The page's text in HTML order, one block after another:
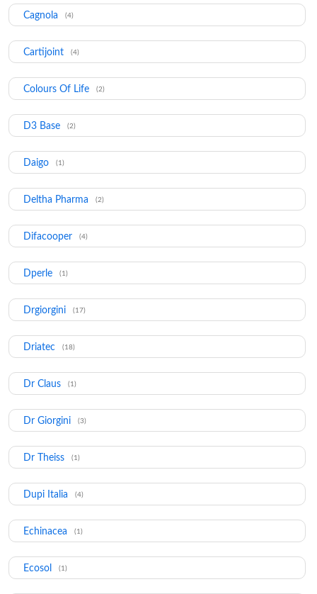
Cagnola (4)
Cartijoint (4)
Colours Of Life (2)
D3 Base (2)
Daigo (1)
Deltha Pharma (2)
Difacooper (4)
Dperle (1)
Drgiorgini (17)
Driatec (18)
Dr Claus (1)
Dr Giorgini (3)
Dr Theiss (1)
Dupi Italia (4)
Echinacea (1)
Ecosol (1)